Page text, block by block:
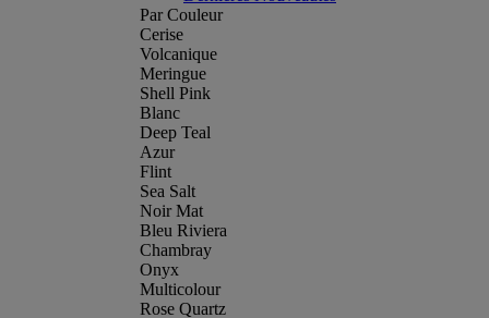
Par Couleur
Cerise
Volcanique
Meringue
Shell Pink
Blanc
Deep Teal
Azur
Flint
Sea Salt
Noir Mat
Bleu Riviera
Chambray
Onyx
Multicolour
Rose Quartz